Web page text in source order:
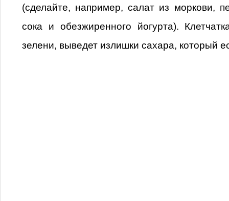
(сделайте, например, салат из моркови,
сока и обезжиренного йогурта).
зелени, выведет излишки сахара, который